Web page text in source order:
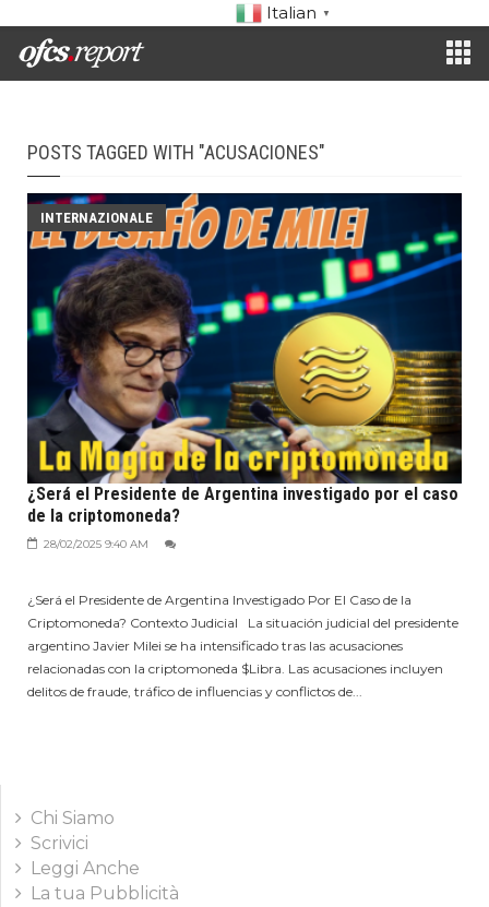
Italian ▼
POSTS TAGGED WITH "ACUSACIONES"
INTERNAZIONALE
¿Será el Presidente de Argentina investigado por el caso
de la criptomoneda?
28/02/2025 9:40 AM
¿Será el Presidente de Argentina Investigado Por El Caso de la
Criptomoneda? Contexto Judicial La situación judicial del presidente
argentino Javier Milei se ha intensificado tras las acusaciones
relacionadas con la criptomoneda $Libra. Las acusaciones incluyen
delitos de fraude, tráfico de influencias y conflictos de...
Chi Siamo
Scrivici
Leggi Anche
La tua Pubblicità